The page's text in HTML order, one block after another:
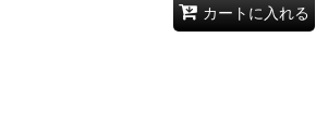
カートに入れる